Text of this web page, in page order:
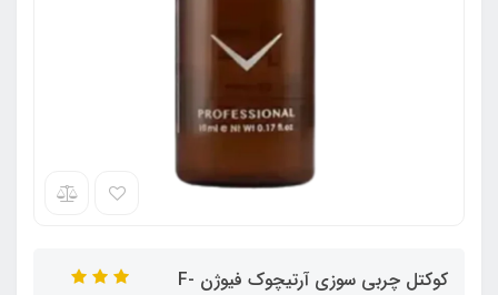
کوکتل چربی سوزی آرتیچوک فیوژن F-